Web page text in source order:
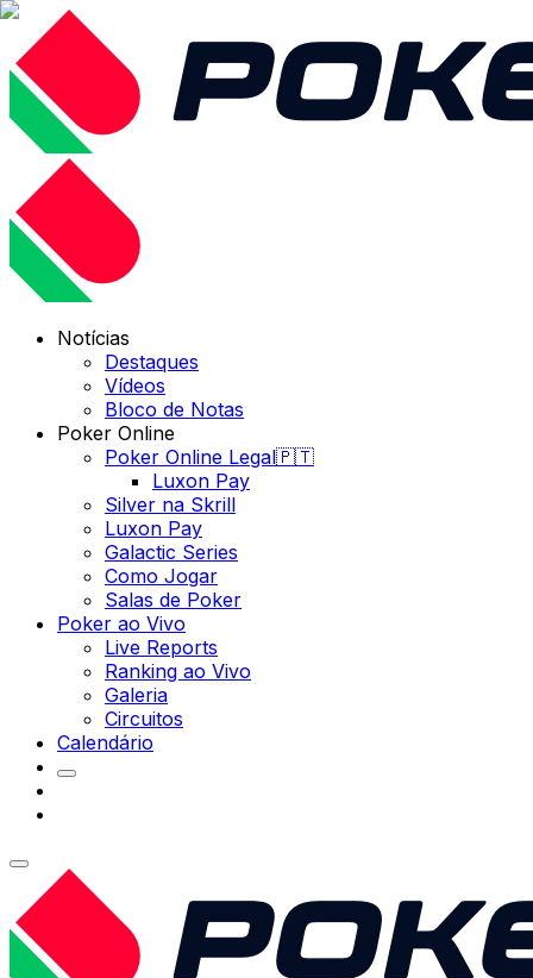
Notícias
Destaques
Vídeos
Bloco de Notas
Poker Online
Poker Online Legal🇵🇹
Luxon Pay
Silver na Skrill
Luxon Pay
Galactic Series
Como Jogar
Salas de Poker
Poker ao Vivo
Live Reports
Ranking ao Vivo
Galeria
Circuitos
Calendário